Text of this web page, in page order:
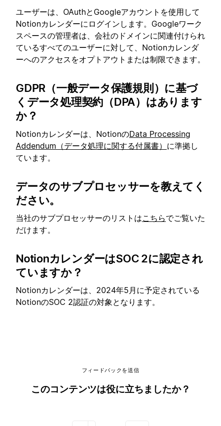
ユーザーは、OAuthとGoogleアカウントを使用して
Notionカレンダーにログインします。Googleワーク
スペースの管理者は、会社のドメインに関連付けられ
ているすべてのユーザーに対して、Notionカレンダ
ーへのアクセスをオプトアウトまたは制限できます。
GDPR（一般データ保護規則）に基づ
くデータ処理契約（DPA）はあります
か？
Notionカレンダーは、NotionのData Processing
Addendum（データ処理に関する付属書） に準拠し
ています。
データのサブプロセッサーを教えてく
ださい。
当社のサブプロセッサーのリストはこちらでご覧いた
だけます。
NotionカレンダーはSOC 2に認定され
ていますか？
Notionカレンダーは、2024年5月に予定されている
NotionのSOC 2認証の対象となります。
フィードバックを送信
このコンテンツは役に立ちましたか？